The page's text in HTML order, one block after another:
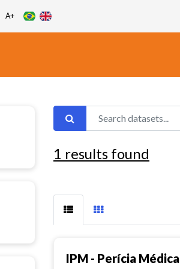
A+
1 results found
IPM - Perícia Médica